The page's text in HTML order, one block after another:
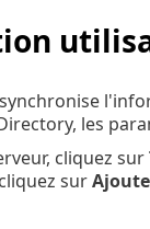
les
cliquez sur
sur